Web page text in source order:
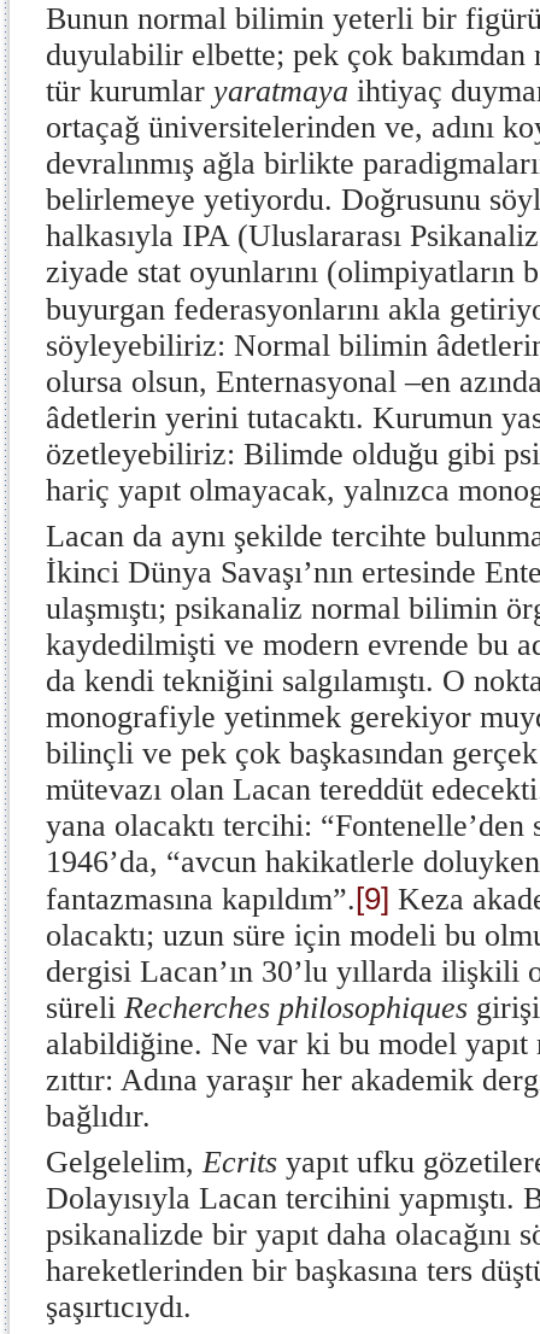
Bunun normal bilimin yeterli bir
duyulabilir elbette; pek çok
tür kurumlar yaratmaya ihtiyaç
ortaçağ üniversitelerinden ve, adını
devralınmış ağla birlikte
belirlemeye yetiyordu. Doğrusunu
halkasıyla IPA (Uluslararası
ziyade stat oyunlarını (olimpiyatların
buyurgan federasyonlarını akla
söyleyebiliriz: Normal bilimin
olursa olsun, Enternasyonal –en
âdetlerin yerini tutacaktı. Kurumun
özetleyebiliriz: Bilimde olduğu gibi
hariç yapıt olmayacak, yalnızca
Lacan da aynı şekilde tercihte
İkinci Dünya Savaşı’nın ertesinde
ulaşmıştı; psikanaliz normal bilimin
kaydedilmişti ve modern evrende bu
da kendi tekniğini salgılamıştı. O
monografiyle yetinmek gerekiyor
bilinçli ve pek çok başkasından
mütevazı olan Lacan tereddüt
yana olacaktı tercihi: “Fontenelle’den
1946’da, “avcun hakikatlerle
fantazmasına kapıldım”.[9] Keza
olacaktı; uzun süre için modeli bu
dergisi Lacan’ın 30’lu yıllarda ilişkili
süreli Recherches philosophiques
alabildiğine. Ne var ki bu model yapıt
zıttır: Adına yaraşır her akademik
bağlıdır.
Gelgelelim,Ecrits yapıt ufku
Dolayısıyla Lacan tercihini yapmıştı.
psikanalizde bir yapıt daha olacağını
hareketlerinden bir başkasına ters
şaşırtıcıydı.